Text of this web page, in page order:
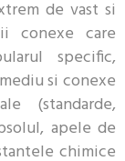
de vast si
conexe care
specific,
si conexe
(standarde,
apele de
chimice